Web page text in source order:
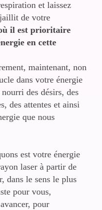
et laissez
de votre
il est prioritaire
en cette
maintenant, non
dans votre énergie
des désirs, des
des attentes et ainsi
que nous
est votre énergie
laser à partir de
dans le sens le plus
pour vous,
pour